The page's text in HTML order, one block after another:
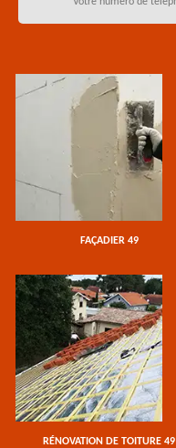
FAÇADIER 49
RÉNOVATION DE TOITURE 49